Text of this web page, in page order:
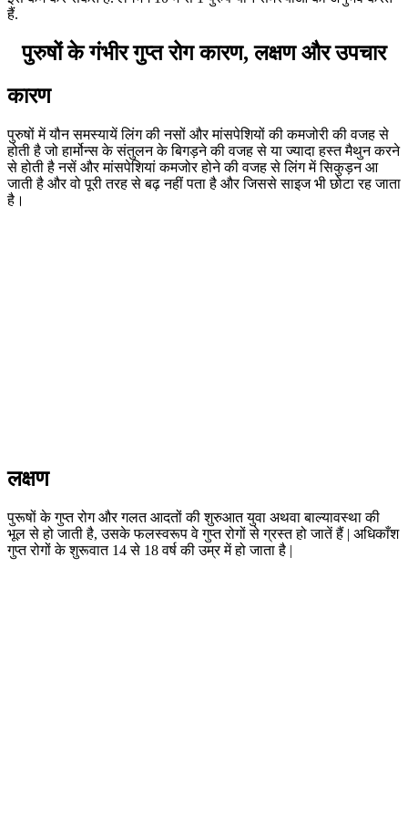
हैं.
पुरुषों के गंभीर गुप्त रोग कारण, लक्षण और उपचार
कारण
पुरुषों में यौन समस्यायें लिंग की नसों और मांसपेशियों की कमजोरी की वजह से
होती है जो हार्मोन्स के संतुलन के बिगड़ने की वजह से या ज्यादा हस्त मैथुन करने
से होती है नसें और मांसपेशियां कमजोर होने की वजह से लिंग में सिकुड़न आ
जाती है और वो पूरी तरह से बढ़ नहीं पता है और जिससे साइज भी छोटा रह जाता
है।
लक्षण
पुरूषों के गुप्त रोग और गलत आदतों की शुरुआत युवा अथवा बाल्यावस्था की
भूल से हो जाती है, उसके फलस्वरूप वे गुप्त रोगों से ग्रस्त हो जातें हैं | अधिकाँश
गुप्त रोगों के शुरूवात 14 से 18 वर्ष की उम्र में हो जाता है |